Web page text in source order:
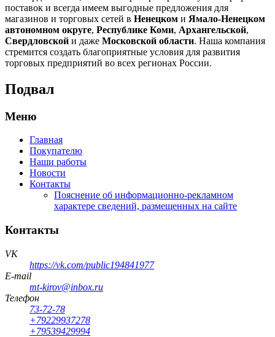
поставок и всегда имеем выгодные предложения для
магазинов и торговых сетей в Ненецком и Ямало-Ненецком
автономном округе, Республике Коми, Архангельской,
Свердловской и даже Московской области. Наша компания
стремится создать благоприятные условия для развития
торговых предприятий во всех регионах России.
Подвал
Меню
Главная
Покупателю
Наши работы
Новости
Контакты
Пояснение об информационно-рекламном
характере сведений, размещенных на сайте
Контакты
VK
https://vk.com/public194841977
E-mail
mt-kirov@inbox.ru
Телефон
73-72-78
+79229937278
+79539429994